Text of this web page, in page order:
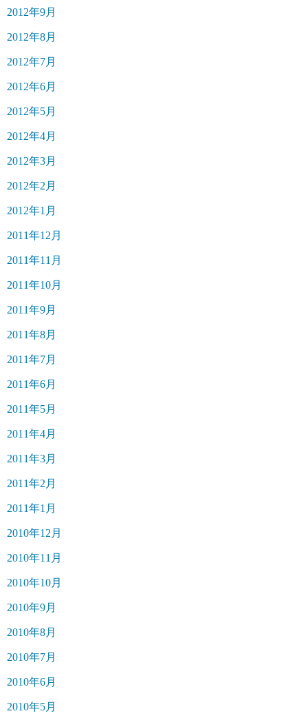
2012年9月
2012年8月
2012年7月
2012年6月
2012年5月
2012年4月
2012年3月
2012年2月
2012年1月
2011年12月
2011年11月
2011年10月
2011年9月
2011年8月
2011年7月
2011年6月
2011年5月
2011年4月
2011年3月
2011年2月
2011年1月
2010年12月
2010年11月
2010年10月
2010年9月
2010年8月
2010年7月
2010年6月
2010年5月